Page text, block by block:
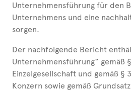
Unternehmensführung für den
Unternehmens und eine
sorgen.
Der nachfolgende Bericht
Unternehmensführung“ gemäß
Einzelgesellschaft und gemäß §
Konzern sowie gemäß